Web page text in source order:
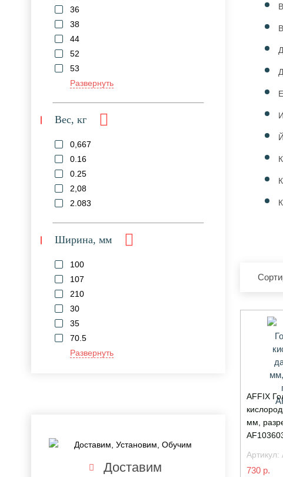
36
38
44
52
53
Развернуть
Вес, кг
0,667
0.16
0.25
2,08
2.083
Ширина, мм
100
107
210
30
35
70.5
Развернуть
Доставим
AFFIX
мм,
Артикул:
730 р.